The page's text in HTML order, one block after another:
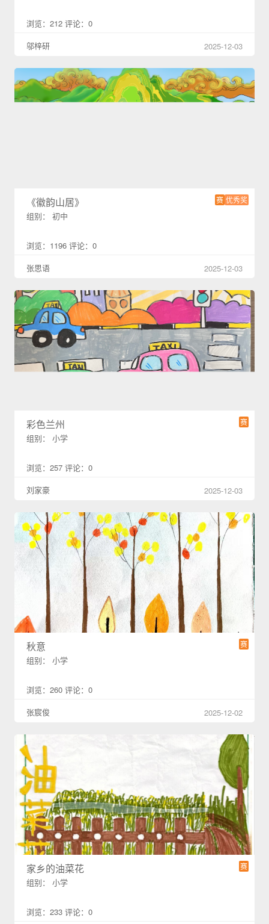
浏览：212 评论：0
邬梓研
2025-12-03
优秀奖
赛
《徽韵山居》
组别： 初中
浏览：1196 评论：0
张思语
2025-12-03
赛
彩色兰州
组别： 小学
浏览：257 评论：0
刘家豪
2025-12-03
赛
秋意
组别： 小学
浏览：260 评论：0
张宸俊
2025-12-02
赛
家乡的油菜花
组别： 小学
浏览：233 评论：0